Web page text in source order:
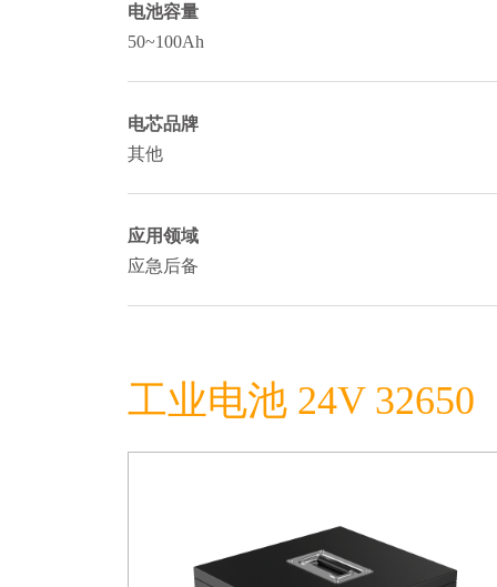
电池容量
50~100Ah
电芯品牌
其他
应用领域
应急后备
工业电池 24V 32650